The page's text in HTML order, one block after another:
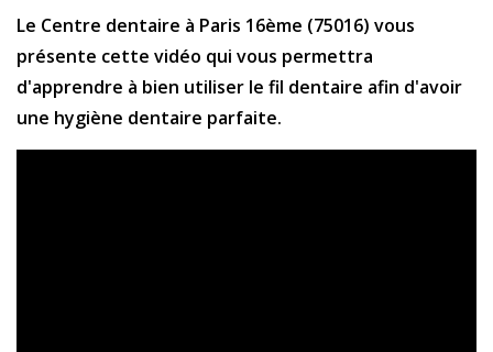
Le Centre dentaire à Paris 16ème (75016) vous
présente cette vidéo qui vous permettra
d'apprendre à bien utiliser le fil dentaire afin d'avoir
une hygiène dentaire parfaite.